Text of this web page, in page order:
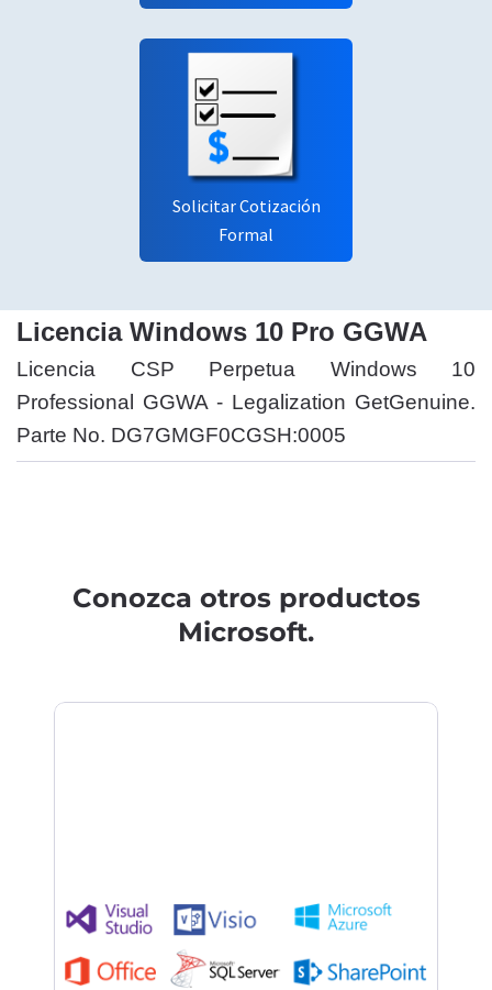
Solicitar Cotización
Formal
Licencia Windows 10 Pro GGWA
Licencia CSP Perpetua Windows 10
Professional GGWA - Legalization GetGenuine.
Parte No. DG7GMGF0CGSH:0005
Conozca otros productos
Microsoft.